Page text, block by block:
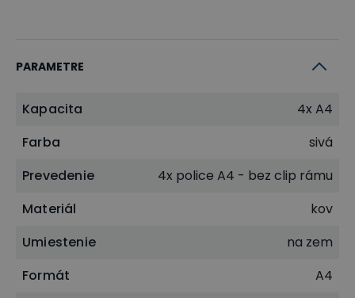
PARAMETRE
Kapacita
4x A4
Farba
sivá
Prevedenie
4x police A4 - bez clip rámu
Materiál
kov
Umiestenie
na zem
Formát
A4